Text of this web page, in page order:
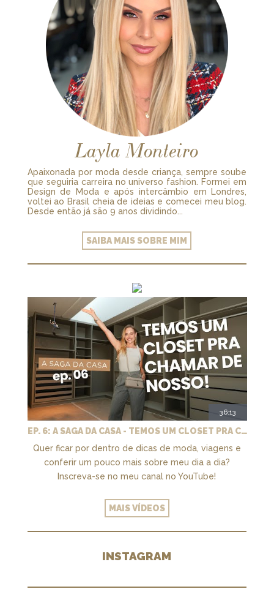
Layla Monteiro
Apaixonada por moda desde criança, sempre soube
que seguiria carreira no universo fashion. Formei em
Design de Moda e após intercâmbio em Londres,
voltei ao Brasil cheia de ideias e comecei meu blog.
Desde então já são 9 anos dividindo...
SAIBA MAIS SOBRE MIM
36:13
EP. 6: A SAGA DA CASA - TEMOS UM CLOSET PRA CHAMAR DE NOSSO + MARCENARIA E PAISAGISMO
Quer ficar por dentro de dicas de moda, viagens e
conferir um pouco mais sobre meu dia a dia?
Inscreva-se no meu canal no YouTube!
MAIS VÍDEOS
INSTAGRAM